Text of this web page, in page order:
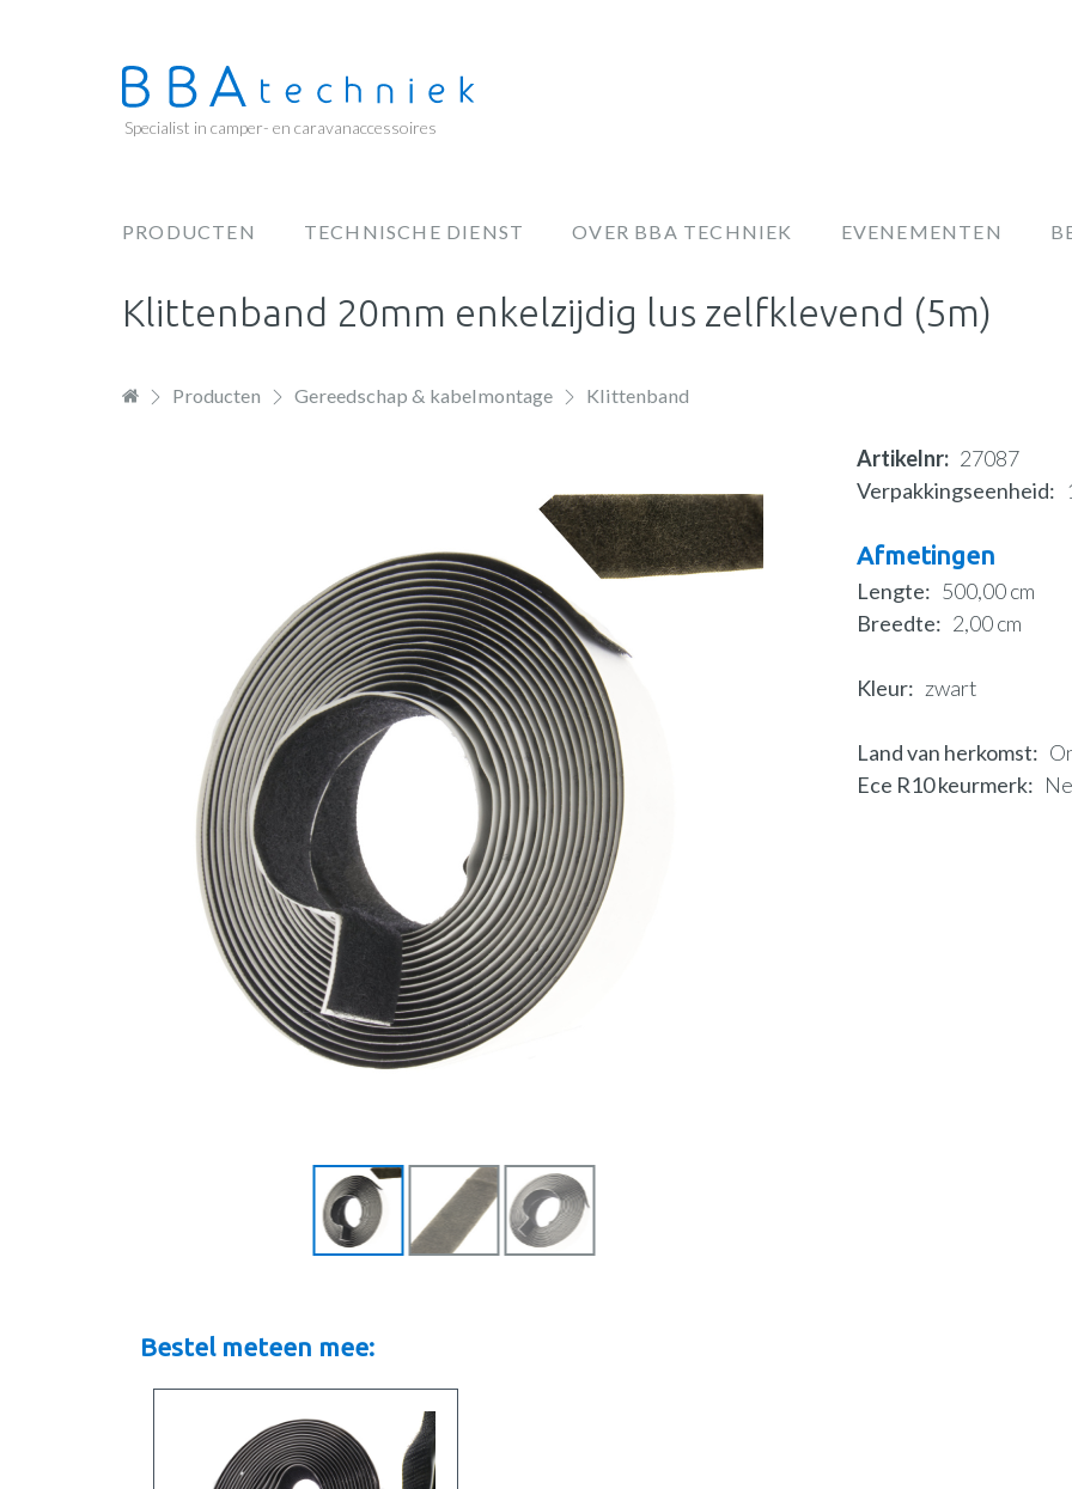
Specialist in camper- en caravanaccessoires
PRODUCTEN TECHNISCHE DIENST OVER BBA TECHNIEK EVENEMENTEN
Klittenband 20mm enkelzijdig lus zelfklevend (5m)
Producten Gereedschap & kabelmontage Klittenband
Artikelnr
27087
Verpakkingseenheid
Afmetingen
Lengte
500,00 cm
Breedte
2,00 cm
Kleur zwart
Land van herkomst
Ece R10 keurmerk
Bestel meteen mee: